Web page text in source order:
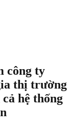
công ty
thị trường
hệ thống